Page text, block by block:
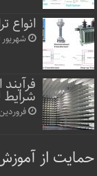
انواع
شهریور 10, 1400
شرایط
فروردین 23,
حمایت از